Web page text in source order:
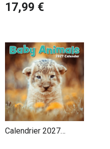
17,99 €
Calendrier 2027